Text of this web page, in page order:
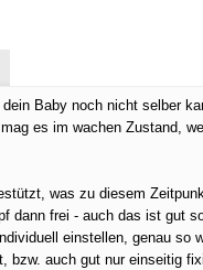
Baby noch nicht selber
es im wachen Zustand,
was zu diesem
dann frei - auch das ist gut
einstellen, genau so
bzw. auch gut nur einseitig